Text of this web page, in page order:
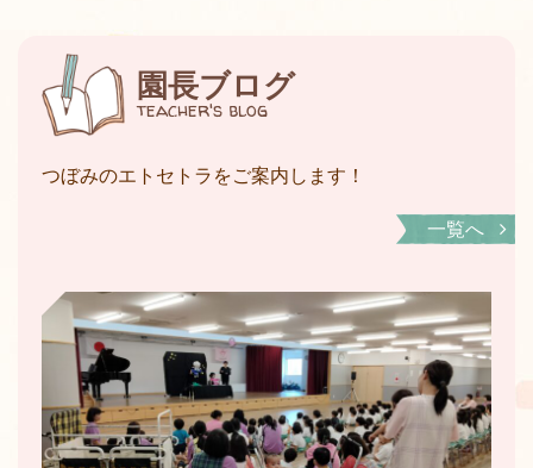
園長ブログ
teacher's blog
つぼみのエトセトラをご案内します！
一覧へ